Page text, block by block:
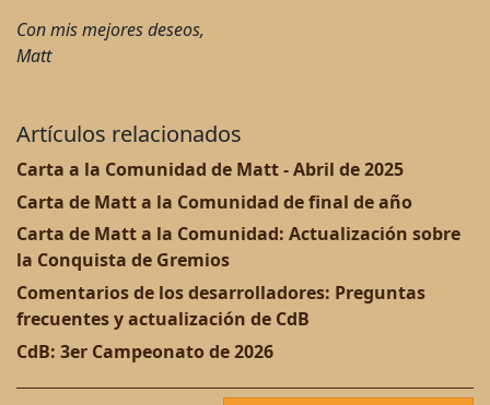
Con mis mejores deseos,
Matt
Artículos relacionados
Carta a la Comunidad de Matt - Abril de 2025
Carta de Matt a la Comunidad de final de año
Carta de Matt a la Comunidad: Actualización sobre
la Conquista de Gremios
Comentarios de los desarrolladores: Preguntas
frecuentes y actualización de CdB
CdB: 3er Campeonato de 2026